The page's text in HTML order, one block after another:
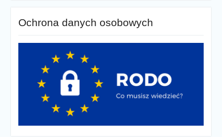
Ochrona danych osobowych